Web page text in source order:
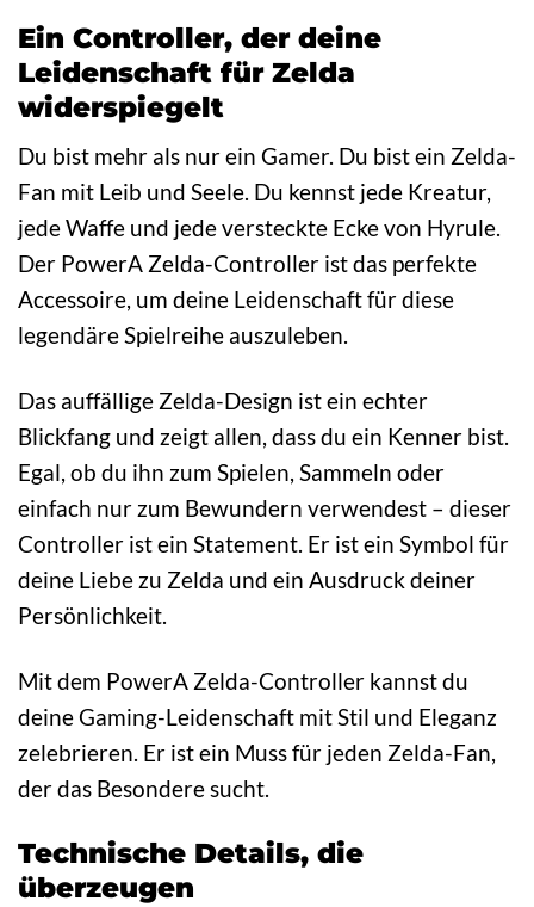
Ein Controller, der deine
Leidenschaft für Zelda
widerspiegelt
Du bist mehr als nur ein Gamer. Du bist ein Zelda-
Fan mit Leib und Seele. Du kennst jede Kreatur,
jede Waffe und jede versteckte Ecke von Hyrule.
Der PowerA Zelda-Controller ist das perfekte
Accessoire, um deine Leidenschaft für diese
legendäre Spielreihe auszuleben.
Das auffällige Zelda-Design ist ein echter
Blickfang und zeigt allen, dass du ein Kenner bist.
Egal, ob du ihn zum Spielen, Sammeln oder
einfach nur zum Bewundern verwendest – dieser
Controller ist ein Statement. Er ist ein Symbol für
deine Liebe zu Zelda und ein Ausdruck deiner
Persönlichkeit.
Mit dem PowerA Zelda-Controller kannst du
deine Gaming-Leidenschaft mit Stil und Eleganz
zelebrieren. Er ist ein Muss für jeden Zelda-Fan,
der das Besondere sucht.
Technische Details, die
überzeugen